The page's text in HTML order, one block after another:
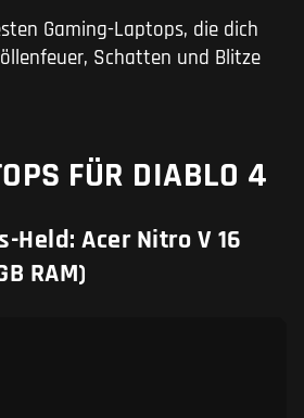
Gaming-Laptops, die dich
Schatten und Blitze
FÜR DIABLO 4
Held: Acer Nitro V 16
RAM)